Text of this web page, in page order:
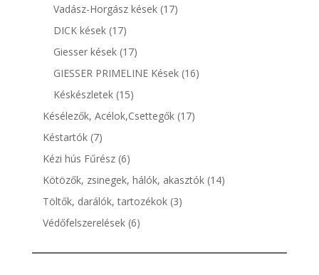
termék
Vadász-Horgász kések 1717
DICK kések 1717
termék
Giesser kések 1717
termék
GIESSER PRIMELINE Kések 1616
Késkészletek 1515
termék
Késélezők, Acélok,Csettegők 1717
Késtartók 77
termék
Kézi hús Fűrész 66
termék
Kötözők, zsinegek, hálók, akasztók 1414
Töltők, darálók, tartozékok 33
Védőfelszerelések 66